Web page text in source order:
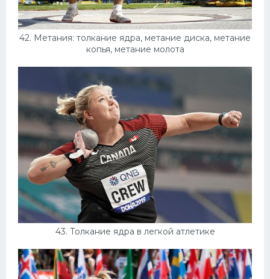
42. Метания: толкание ядра, метание диска, метание
копья, метание молота
43. Толкание ядра в легкой атлетике